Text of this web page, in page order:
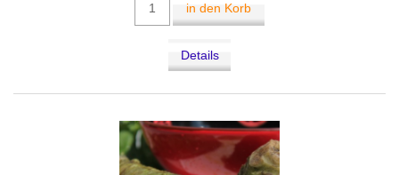
in den Korb
Details